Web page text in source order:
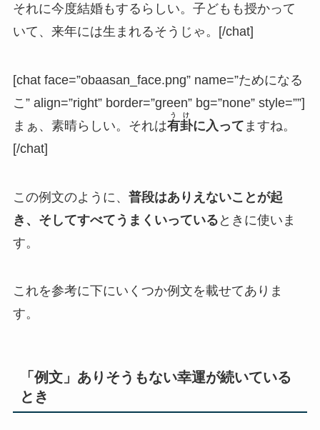
それに今度結婚もするらしい。子どもも授かって
いて、来年には生まれるそうじゃ。[/chat]
[chat face=”obaasan_face.png” name=”ためになる
こ” align=”right” border=”green” bg=”none” style=””]
まぁ、素晴らしい。それは有卦
うけ
に入って ますね。
[/chat]
この例文のように、 普段はありえないことが起
き、そしてすべてうまくいっている ときに使いま
す。
これを参考に下にいくつか例文を載せてありま
す。
「例文」ありそうもない幸運が続いている
とき